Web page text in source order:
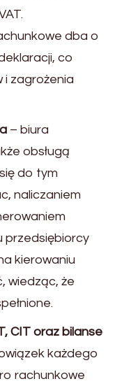
dba o
co
i zagrożenia
– biura
obsługą
do tym
naliczaniem
przedsiębiorcy
kierowaniu
wiedząc, że
CIT oraz bilanse
każdego
rachunkowe